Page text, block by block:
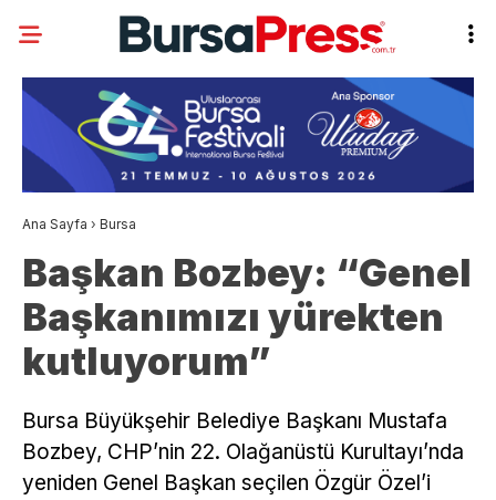
Ana Sayfa › Bursa
Başkan Bozbey: “Genel
Başkanımızı yürekten
kutluyorum”
Bursa Büyükşehir Belediye Başkanı Mustafa
Bozbey, CHP’nin 22. Olağanüstü Kurultayı’nda
yeniden Genel Başkan seçilen Özgür Özel’i